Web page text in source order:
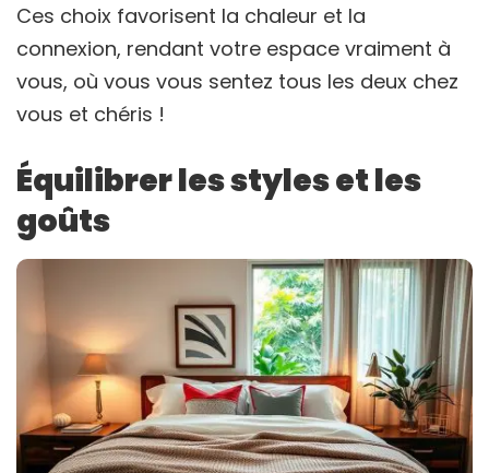
Ces choix favorisent la chaleur et la
connexion, rendant votre espace vraiment à
vous, où vous vous sentez tous les deux chez
vous et chéris !
Équilibrer les styles et les
goûts